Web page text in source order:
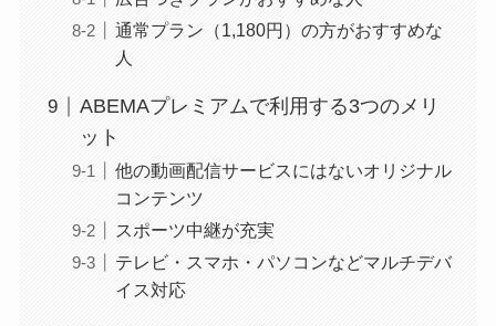
通常プラン（1,180円）の方がおすすめな
人
ABEMAプレミアムで利用する3つのメリ
ット
他の動画配信サービスにはないオリジナル
コンテンツ
スポーツ中継が充実
テレビ・スマホ・パソコンなどマルチデバ
イス対応